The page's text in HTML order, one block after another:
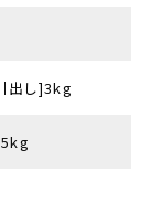
出し]3kg